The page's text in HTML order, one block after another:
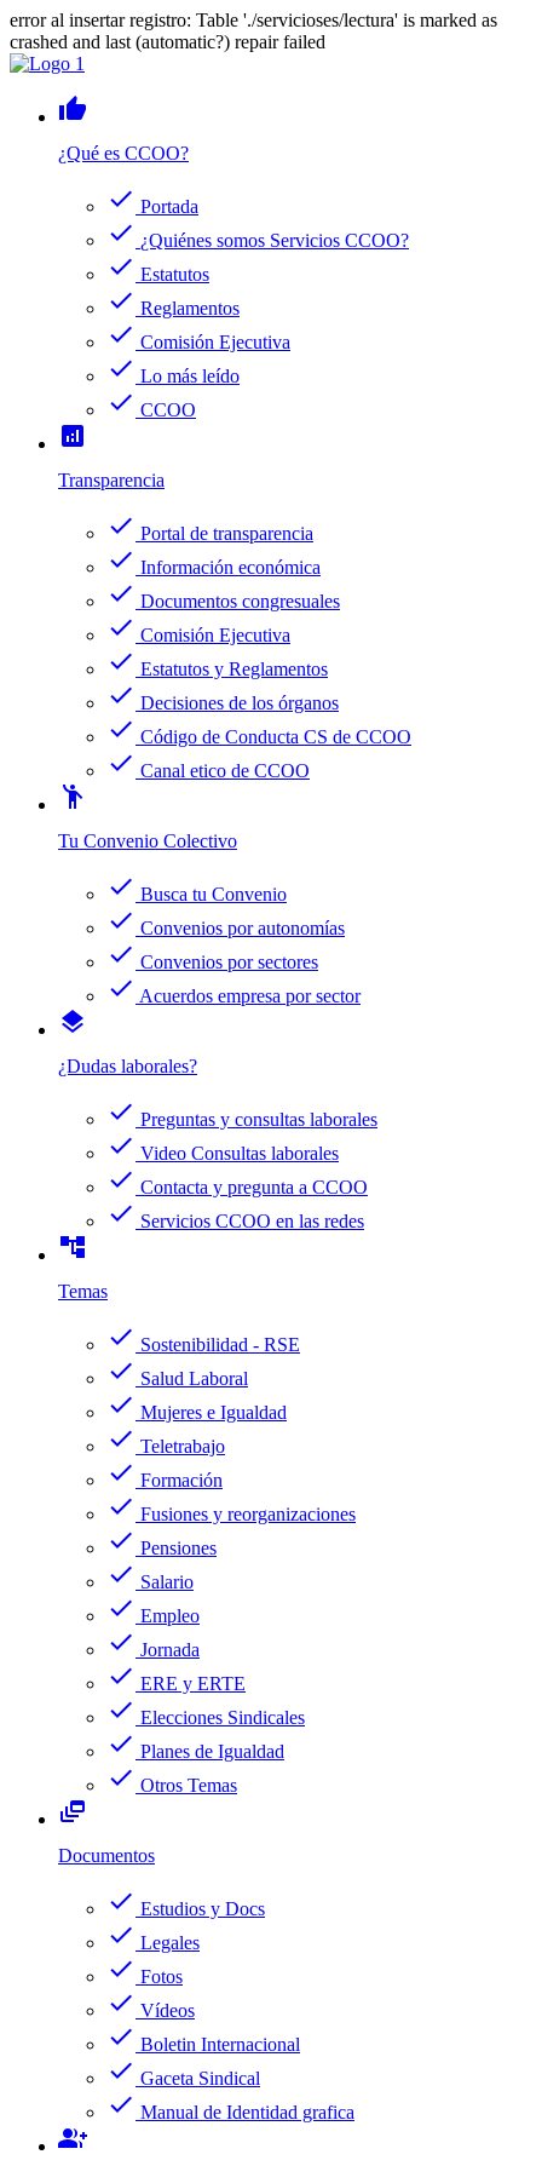
error al insertar registro: Table './servicioses/lectura' is marked as
crashed and last (automatic?) repair failed
thumb_up
¿Qué es CCOO?
check Portada
check ¿Quiénes somos Servicios CCOO?
check Estatutos
check Reglamentos
check Comisión Ejecutiva
check Lo más leído
check CCOO
analytics
Transparencia
check Portal de transparencia
check Información económica
check Documentos congresuales
check Comisión Ejecutiva
check Estatutos y Reglamentos
check Decisiones de los órganos
check Código de Conducta CS de CCOO
check Canal etico de CCOO
emoji_people
Tu Convenio Colectivo
check Busca tu Convenio
check Convenios por autonomías
check Convenios por sectores
check Acuerdos empresa por sector
layers
¿Dudas laborales?
check Preguntas y consultas laborales
check Video Consultas laborales
check Contacta y pregunta a CCOO
check Servicios CCOO en las redes
account_tree
Temas
check Sostenibilidad - RSE
check Salud Laboral
check Mujeres e Igualdad
check Teletrabajo
check Formación
check Fusiones y reorganizaciones
check Pensiones
check Salario
check Empleo
check Jornada
check ERE y ERTE
check Elecciones Sindicales
check Planes de Igualdad
check Otros Temas
dynamic_feed
Documentos
check Estudios y Docs
check Legales
check Fotos
check Vídeos
check Boletin Internacional
check Gaceta Sindical
check Manual de Identidad grafica
group_add